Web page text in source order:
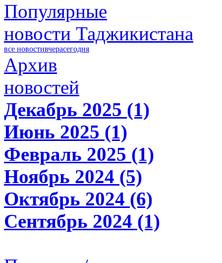
Популярные
новости Таджикистана
все новостивчерасегодня
Архив
новостей
Декабрь 2025 (1)
Июнь 2025 (1)
Февраль 2025 (1)
Ноябрь 2024 (5)
Октябрь 2024 (6)
Сентябрь 2024 (1)